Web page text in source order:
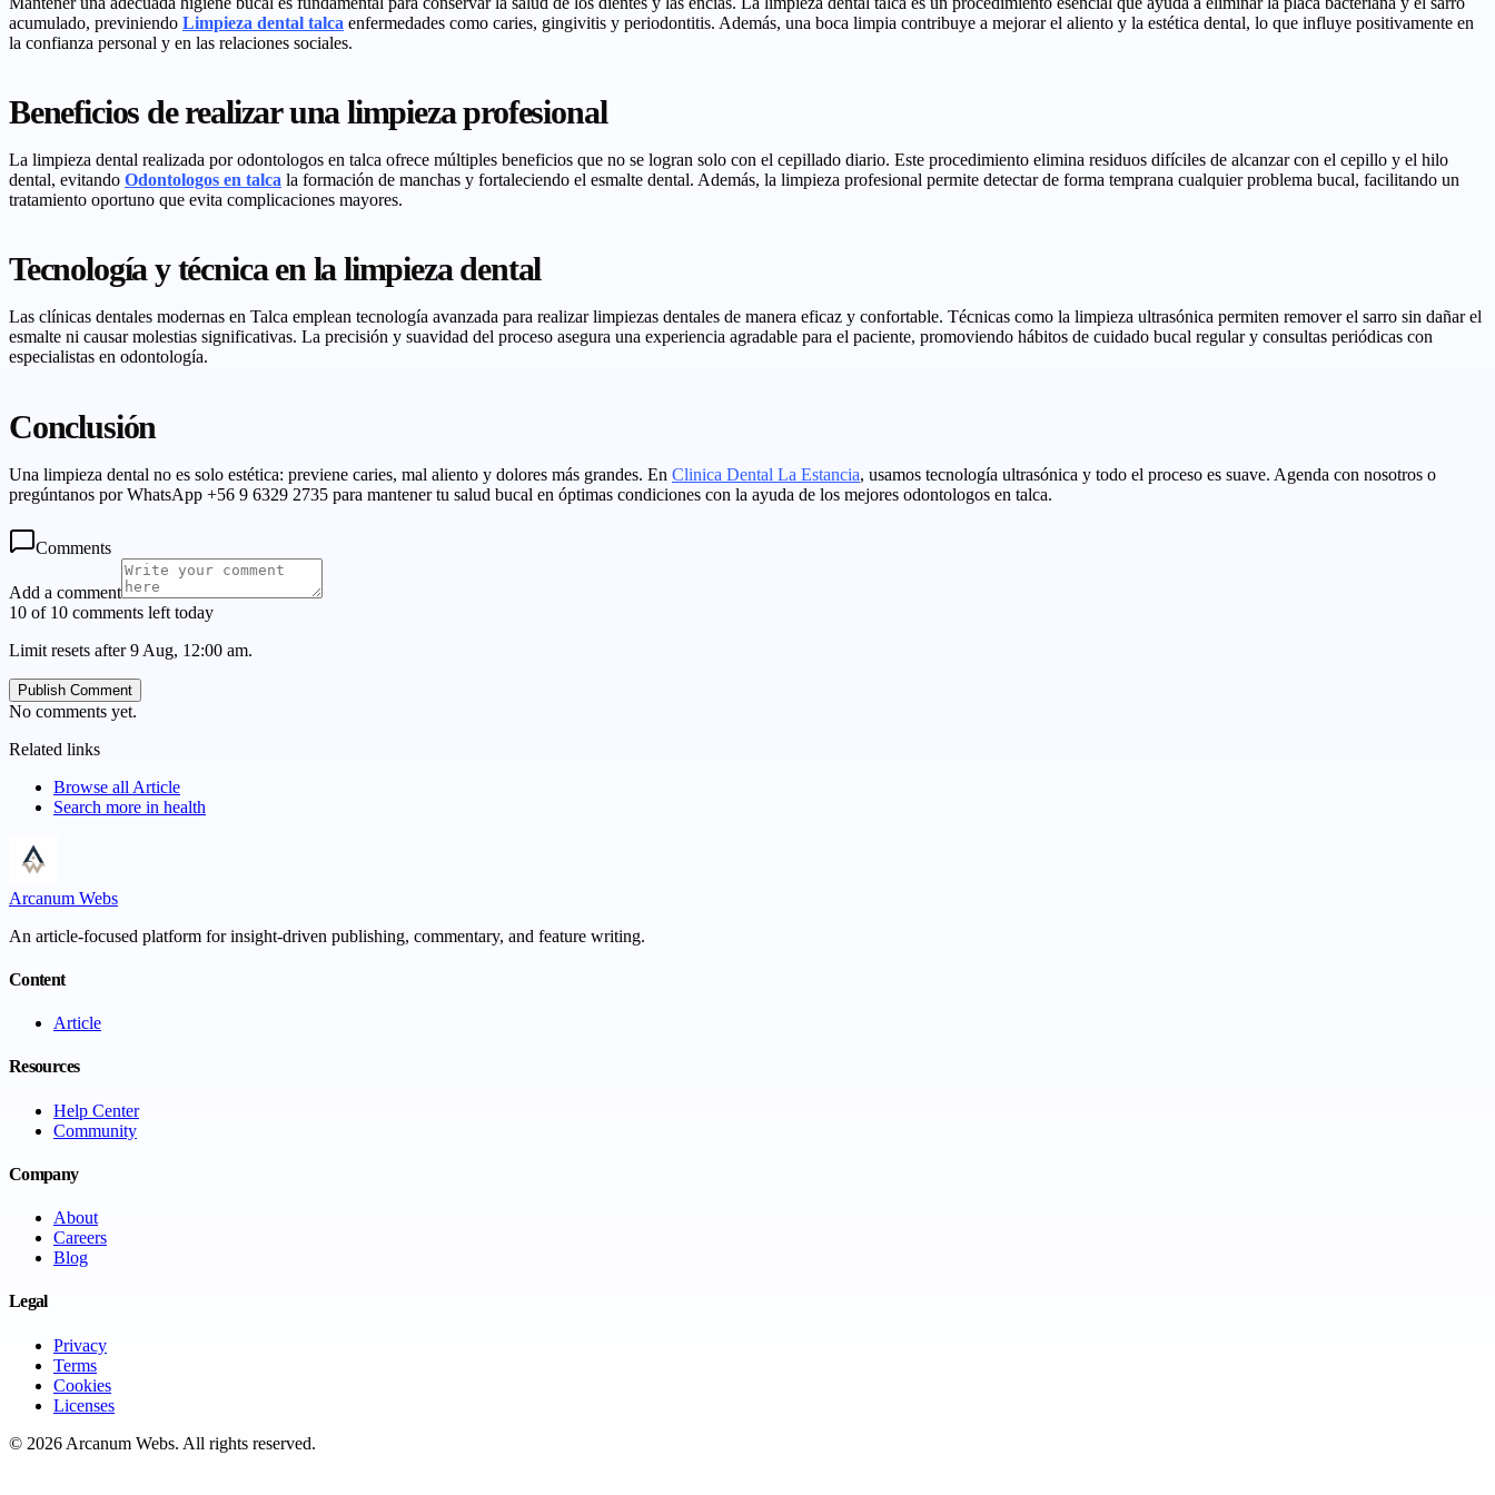
acumulado, previniendo Limpieza dental talca enfermedades como caries, gingivitis y periodontitis. Además, una boca limpia contribuye a mejorar el aliento y la estética dental, lo que influye positivamente en
la confianza personal y en las relaciones sociales.
Beneficios de realizar una limpieza profesional
La limpieza dental realizada por odontologos en talca ofrece múltiples beneficios que no se logran solo con el cepillado diario. Este procedimiento elimina residuos difíciles de alcanzar con el cepillo y el hilo
dental, evitando Odontologos en talca la formación de manchas y fortaleciendo el esmalte dental. Además, la limpieza profesional permite detectar de forma temprana cualquier problema bucal, facilitando un
tratamiento oportuno que evita complicaciones mayores.
Tecnología y técnica en la limpieza dental
Las clínicas dentales modernas en Talca emplean tecnología avanzada para realizar limpiezas dentales de manera eficaz y confortable. Técnicas como la limpieza ultrasónica permiten remover el sarro sin dañar el
esmalte ni causar molestias significativas. La precisión y suavidad del proceso asegura una experiencia agradable para el paciente, promoviendo hábitos de cuidado bucal regular y consultas periódicas con
especialistas en odontología.
Conclusión
Una limpieza dental no es solo estética: previene caries, mal aliento y dolores más grandes. En Clinica Dental La Estancia, usamos tecnología ultrasónica y todo el proceso es suave. Agenda con nosotros o
pregúntanos por WhatsApp +56 9 6329 2735 para mantener tu salud bucal en óptimas condiciones con la ayuda de los mejores odontologos en talca.
Comments
Add a comment
10 of 10 comments left today
Limit resets after 9 Aug, 12:00 am.
Publish Comment
No comments yet.
Related links
Browse all Article
Search more in health
Arcanum Webs
An article-focused platform for insight-driven publishing, commentary, and feature writing.
Content
Article
Resources
Help Center
Community
Company
About
Careers
Blog
Legal
Privacy
Terms
Cookies
Licenses
© 2026 Arcanum Webs. All rights reserved.